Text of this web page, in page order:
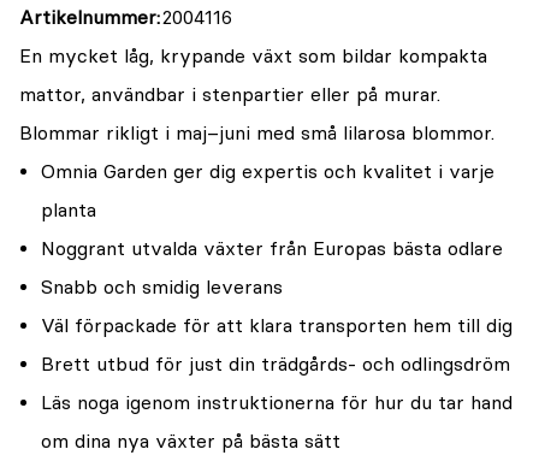
Artikelnummer 2004116
En mycket låg, krypande växt som bildar kompakta
mattor, användbar i stenpartier eller på murar.
Blommar rikligt i maj–juni med små lilarosa blommor.
Omnia Garden ger dig expertis och kvalitet i varje
planta
Noggrant utvalda växter från Europas bästa odlare
Snabb och smidig leverans
Väl förpackade för att klara transporten hem till dig
Brett utbud för just din trädgårds- och odlingsdröm
Läs noga igenom instruktionerna för hur du tar hand
om dina nya växter på bästa sätt